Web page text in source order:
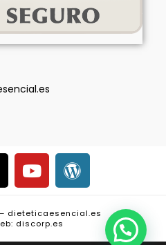
dieteticaesencial.es
discorp.es